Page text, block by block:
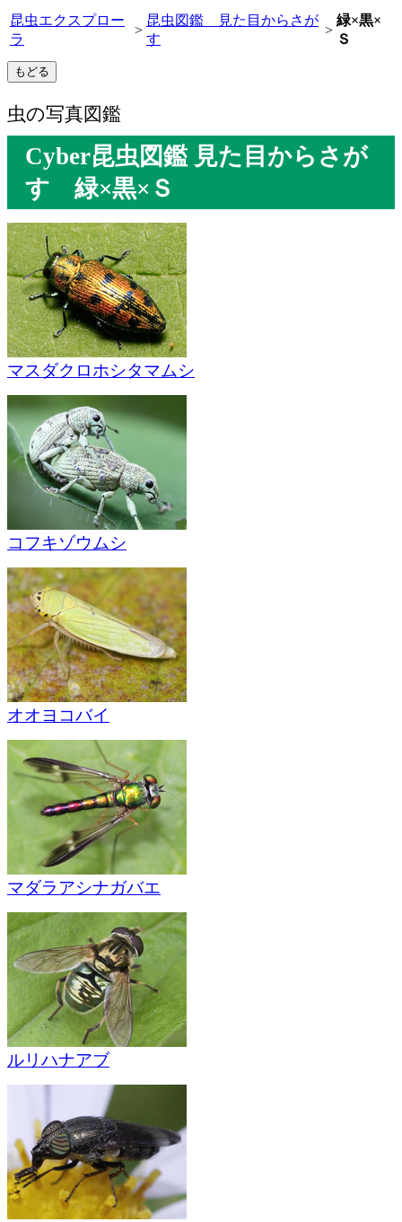
昆虫エクスプロー
ラ
>
昆虫図鑑 見た目からさが
す
>
緑×黒×
Ｓ
虫の写真図鑑
Cyber昆虫図鑑 見た目からさが
す 緑×黒×Ｓ
マスダクロホシタマムシ
コフキゾウムシ
オオヨコバイ
マダラアシナガバエ
ルリハナアブ